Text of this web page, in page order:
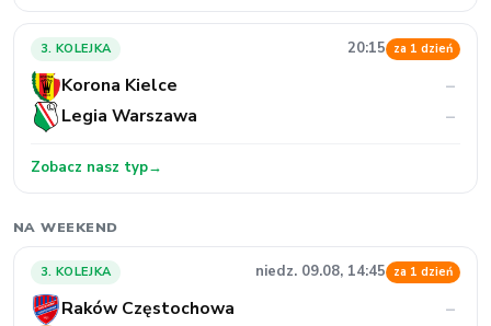
3. KOLEJKA 20:15 za 1 dzień
Korona Kielce
–
Legia Warszawa
–
Zobacz nasz typ→
NA WEEKEND
3. KOLEJKA niedz. 09.08, 14:45 za 1 dzień
Raków Częstochowa
–